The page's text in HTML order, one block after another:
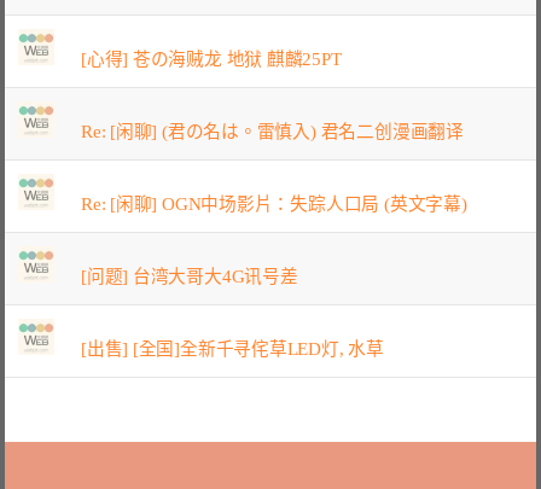
[心得] 苍の海贼龙 地狱 麒麟25PT
Re: [闲聊] (君の名は。雷慎入) 君名二创漫画翻译
Re: [闲聊] OGN中场影片：失踪人口局 (英文字幕)
[问题] 台湾大哥大4G讯号差
[出售] [全国]全新千寻侘草LED灯, 水草